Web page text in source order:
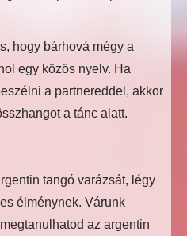
hogy bárhová mégy a
egy közös nyelv. Ha
a partnereddel, akkor
a tánc alatt.
tangó varázsát, légy
élménynek. Várunk
az argentin